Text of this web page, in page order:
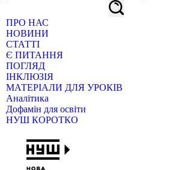
ПРО НАС
НОВИНИ
СТАТТІ
Є ПИТАННЯ
ПОГЛЯД
ІНКЛЮЗІЯ
МАТЕРІАЛИ ДЛЯ УРОКІВ
Аналітика
Дофамін для освіти
НУШ КОРОТКО